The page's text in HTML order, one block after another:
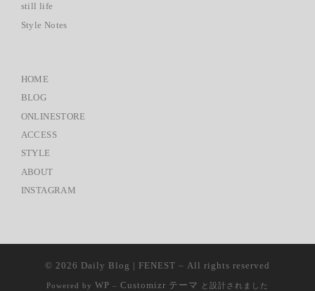
still life
Style Notes
HOME
BLOG
ONLINESTORE
ACCESS
STYLE
ABOUT
INSTAGRAM
© 2026 Daily Blog | FENEST – All rights reserved
Powered by WP – Customizr テーマ と設計されました